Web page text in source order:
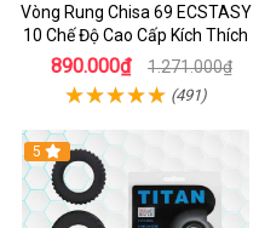
Vòng Rung Chisa 69 ECSTASY
10 Chế Độ Cao Cấp Kích Thích
890.000₫ 1.271.000₫
(491)
5